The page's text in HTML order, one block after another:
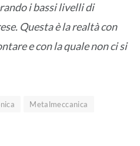
i bassi livelli di
Questa è la realtà con
e con la quale non ci si
Metalmeccanica